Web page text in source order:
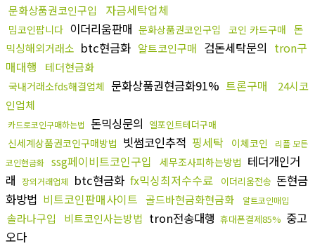
문화상품권코인구입
자금세탁업체
밈코인팝니다 이더리움판매 문화상품권코인구입 코인 카드구매 돈
믹싱해외거래소 btc현금화 알트코인구매 검돈세탁문의 tron구
매대행
테더현금화
국내거래소fds해결업체 문화상품권현금화91% 트론구매
24시코
인업체
카드로코인구매하는법 돈믹싱문의 엘포인트테더구매
신세계상품권코인구매방법 빗썸코인추적 핑세탁 이체코인
리플 모든
코인현금화 ssg페이비트코인구입 세무조사피하는방법 테더개인거
래 장외거래업체 btc현금화 fx믹싱최저수수료 이더리움전송 돈현금
화방법 비트코인판매사이트 골드바현금화현금화 알트코인매입
솔라나구입 비트코인사는방법 tron전송대행 휴대폰결제85% 중고
오다